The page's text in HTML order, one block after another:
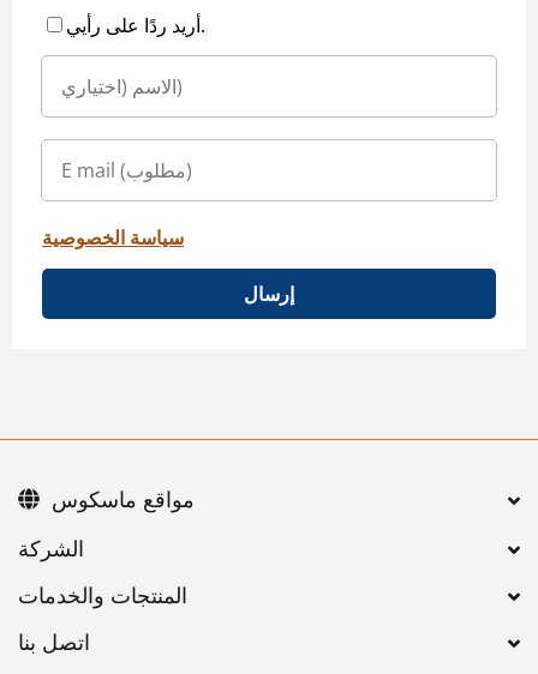
أريد ردًا على رأيي.
سياسة الخصوصية
إرسال
اتصل بنا
مواقع ماسكوس